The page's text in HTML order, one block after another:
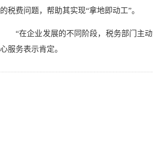
的税费问题，帮助其实现“拿地即动工”。
“在企业发展的不同阶段，税务部门主
心服务表示肯定。